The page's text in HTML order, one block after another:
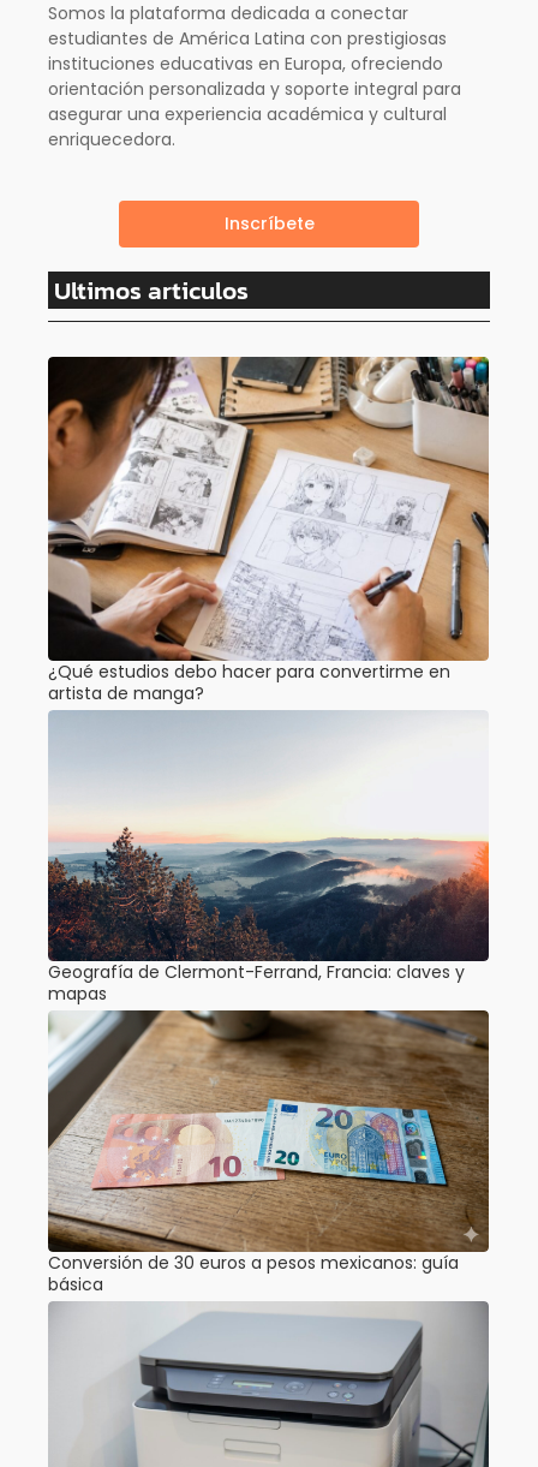
Somos la plataforma dedicada a conectar
estudiantes de América Latina con prestigiosas
instituciones educativas en Europa, ofreciendo
orientación personalizada y soporte integral para
asegurar una experiencia académica y cultural
enriquecedora.
Inscríbete
Ultimos articulos
¿Qué estudios debo hacer para convertirme en
artista de manga?
Geografía de Clermont-Ferrand, Francia: claves y
mapas
Conversión de 30 euros a pesos mexicanos: guía
básica